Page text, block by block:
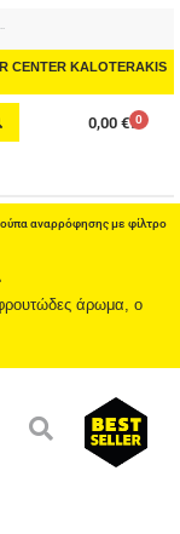
CENTER KALOTERAKIS
0,00 € 0
Cart
αναρρόφησης με φίλτρο
φρουτώδες άρωμα, ο